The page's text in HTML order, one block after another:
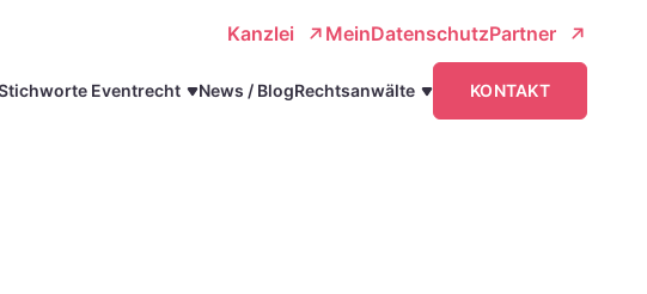
Kanzlei MeinDatenschutzPartner
Eventrecht News / BlogRechtsanwälte KONTAKT